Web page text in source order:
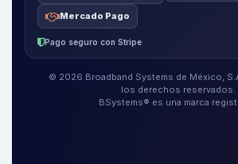
Mercado Pago
Pago seguro con Stripe
© 2026 Broadband Systems de México,
los derechos reservados.
BSystems® es una marca